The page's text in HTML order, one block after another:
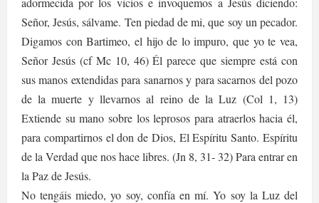
Señor, Jesús, sálvame. Ten piedad de mi, que soy un pecador.
Digamos con Bartimeo, el hijo de lo impuro, que yo te vea,
Señor Jesús (cf Mc 10, 46) Él parece que siempre está con
sus manos extendidas para sanarnos y para sacarnos del pozo
de la muerte y llevarnos al reino de la Luz (Col 1, 13)
Extiende su mano sobre los leprosos para atraerlos hacia él,
para compartirnos el don de Dios, El Espíritu Santo. Espíritu
de la Verdad que nos hace libres. (Jn 8, 31- 32) Para entrar en
la Paz de Jesús.
No tengáis miedo, yo soy, confía en mí. Yo soy la Luz del